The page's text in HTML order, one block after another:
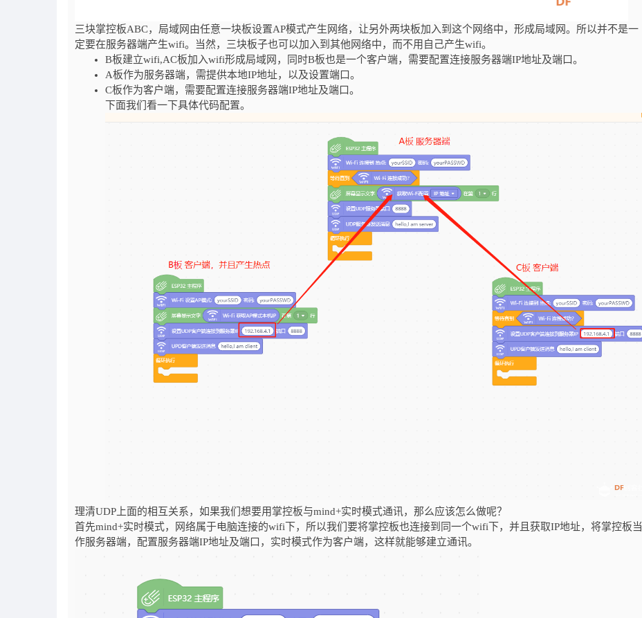
三块掌控板ABC，局域网由任意一块板设置AP模式产生网络，让另外两块板加入到这个网络中，形成局域网。所以并不是一
定要在服务器端产生wifi。当然，三块板子也可以加入到其他网络中，而不用自己产生wifi。
B板建立wifi,AC板加入wifi形成局域网，同时B板也是一个客户端，需要配置连接服务器端IP地址及端口。
A板作为服务器端，需提供本地IP地址，以及设置端口。
C板作为客户端，需要配置连接服务器端IP地址及端口。
下面我们看一下具体代码配置。
理清UDP上面的相互关系，如果我们想要用掌控板与mind+实时模式通讯，那么应该怎么做呢？
首先mind+实时模式，网络属于电脑连接的wifi下，所以我们要将掌控板也连接到同一个wifi下，并且获取IP地址，将掌控板当
作服务器端，配置服务器端IP地址及端口，实时模式作为客户端，这样就能够建立通讯。